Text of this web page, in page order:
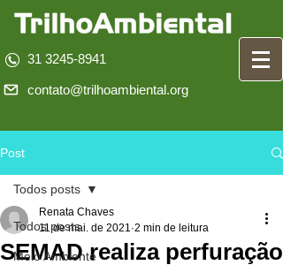
31 3245-8941
contato@trilhoambiental.org
Post
Todos posts
Meio Ambiente
Todos posts
SEMAD realiza perfuração
Renata Chaves
11 de mai. de 2021 2 min de leitura